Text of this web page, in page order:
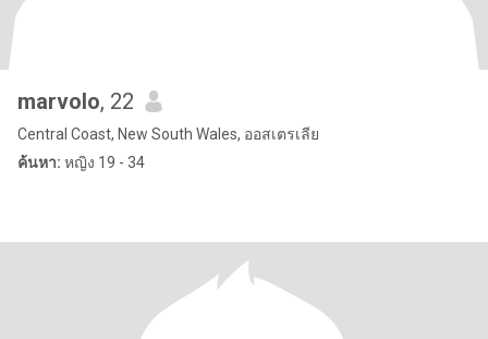
marvolo, 22
Central Coast, New South Wales, ออสเตรเลีย
ค้นหา: หญิง 19 - 34